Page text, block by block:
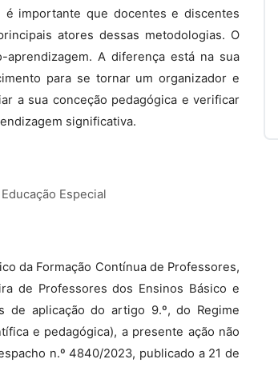
é importante que docentes e discentes
atores dessas metodologias. O
A diferença está na sua
para se tornar um organizador e
a sua conceção pedagógica e verificar
significativa.
Especial
da Formação Contínua de Professores,
de Professores dos Ensinos Básico e
de aplicação do artigo 9.º, do Regime
e pedagógica), a presente ação não
n.º 4840/2023, publicado a 21 de